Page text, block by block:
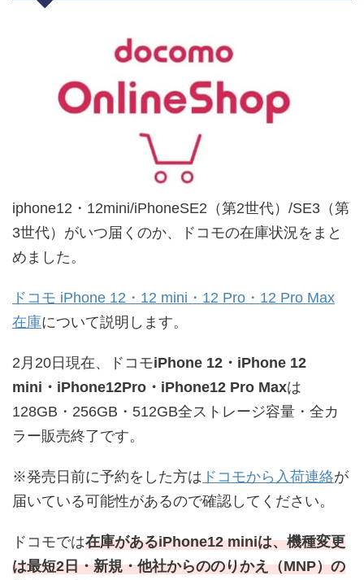
iphone12・12mini/iPhoneSE2（第2世代）/SE3（第
3世代）がいつ届くのか、ドコモの在庫状況をまと
めました。
ドコモ iPhone 12・12 mini・12 Pro・12 Pro Max
在庫について説明します。
2月20日現在、ドコモiPhone 12・ iPhone 12
mini・ iPhone12Pro・ iPhone12 Pro Maxは
128GB・256GB・512GB全ストレージ容量・全カ
ラー販売終了です。
※発売日前に予約をした方は ドコモから入荷連絡が
届いている可能性があるので確認してください。
ドコモでは在庫があるiPhone12 miniは、機種変更
は最短2日・新規・他社からののりかえ（MNP）の